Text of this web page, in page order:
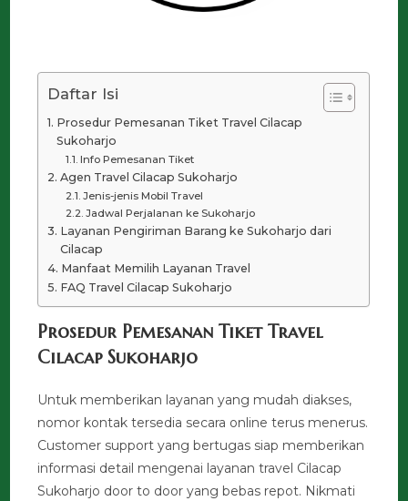
Daftar Isi
Prosedur Pemesanan Tiket Travel Cilacap
Sukoharjo
Info Pemesanan Tiket
Agen Travel Cilacap Sukoharjo
Jenis-jenis Mobil Travel
Jadwal Perjalanan ke Sukoharjo
Layanan Pengiriman Barang ke Sukoharjo dari
Cilacap
Manfaat Memilih Layanan Travel
FAQ Travel Cilacap Sukoharjo
Prosedur Pemesanan Tiket Travel
Cilacap Sukoharjo
Untuk memberikan layanan yang mudah diakses,
nomor kontak tersedia secara online terus menerus.
Customer support yang bertugas siap memberikan
informasi detail mengenai layanan travel Cilacap
Sukoharjo door to door yang bebas repot. Nikmati